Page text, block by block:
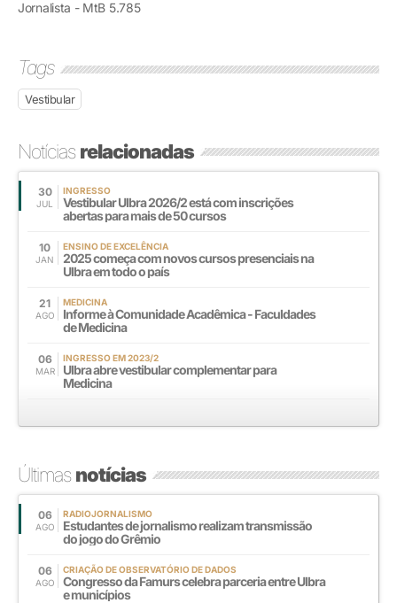
Jornalista - MtB 5.785
Tags
Vestibular
Notíciasrelacionadas
30
JUL
INGRESSO
Vestibular Ulbra 2026/2 está com inscrições
abertas para mais de 50 cursos
10
JAN
ENSINO DE EXCELÊNCIA
2025 começa com novos cursos presenciais na
Ulbra em todo o país
21
AGO
MEDICINA
Informe à Comunidade Acadêmica - Faculdades
de Medicina
06
MAR
INGRESSO EM 2023/2
Ulbra abre vestibular complementar para
Medicina
Últimasnotícias
06
AGO
RADIOJORNALISMO
Estudantes de jornalismo realizam transmissão
do jogo do Grêmio
06
AGO
CRIAÇÃO DE OBSERVATÓRIO DE DADOS
Congresso da Famurs celebra parceria entre Ulbra
e municípios